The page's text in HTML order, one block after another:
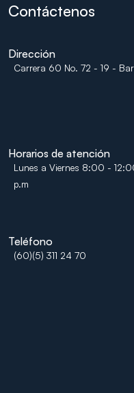
Contáctenos
Dirección
Carrera 60 No. 72 - 19 -
Horarios de atención
Lunes a Viernes 8:00 -
p.m
Teléfono
(60)(5) 311 24 70